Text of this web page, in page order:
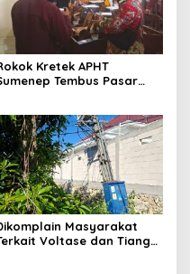
Kretek APHT
Tembus Pasar
Masyarakat
Voltase dan Tiang